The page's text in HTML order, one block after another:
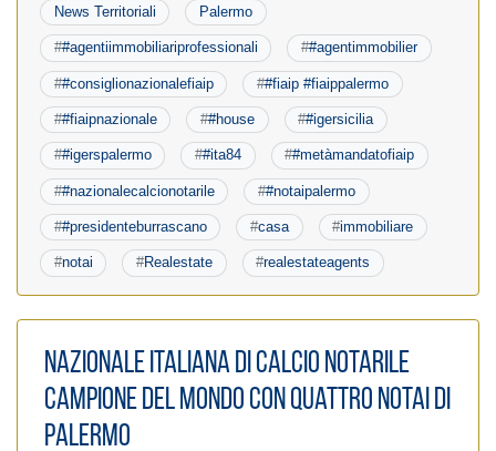
News Territoriali Palermo
##agentiimmobiliariprofessionali ##agentimmobilier
##consiglionazionalefiaip ##fiaip #fiaippalermo
##fiaipnazionale ##house ##igersicilia
##igerspalermo ##ita84 ##metàmandatofiaip
##nazionalecalcionotarile ##notaipalermo
##presidenteburrascano #casa #immobiliare
#notai #Realestate #realestateagents
Nazionale italiana di calcio notarile
campione del mondo con quattro notai di
Palermo